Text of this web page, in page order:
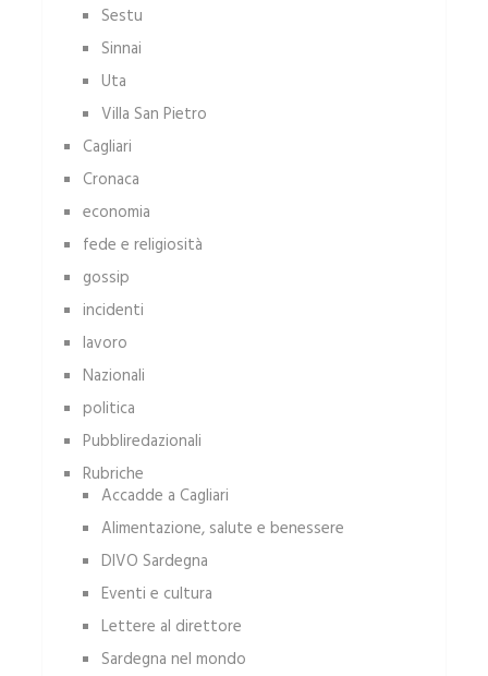
Sestu
Sinnai
Uta
Villa San Pietro
Cagliari
Cronaca
economia
fede e religiosità
gossip
incidenti
lavoro
Nazionali
politica
Pubbliredazionali
Rubriche
Accadde a Cagliari
Alimentazione, salute e benessere
DIVO Sardegna
Eventi e cultura
Lettere al direttore
Sardegna nel mondo